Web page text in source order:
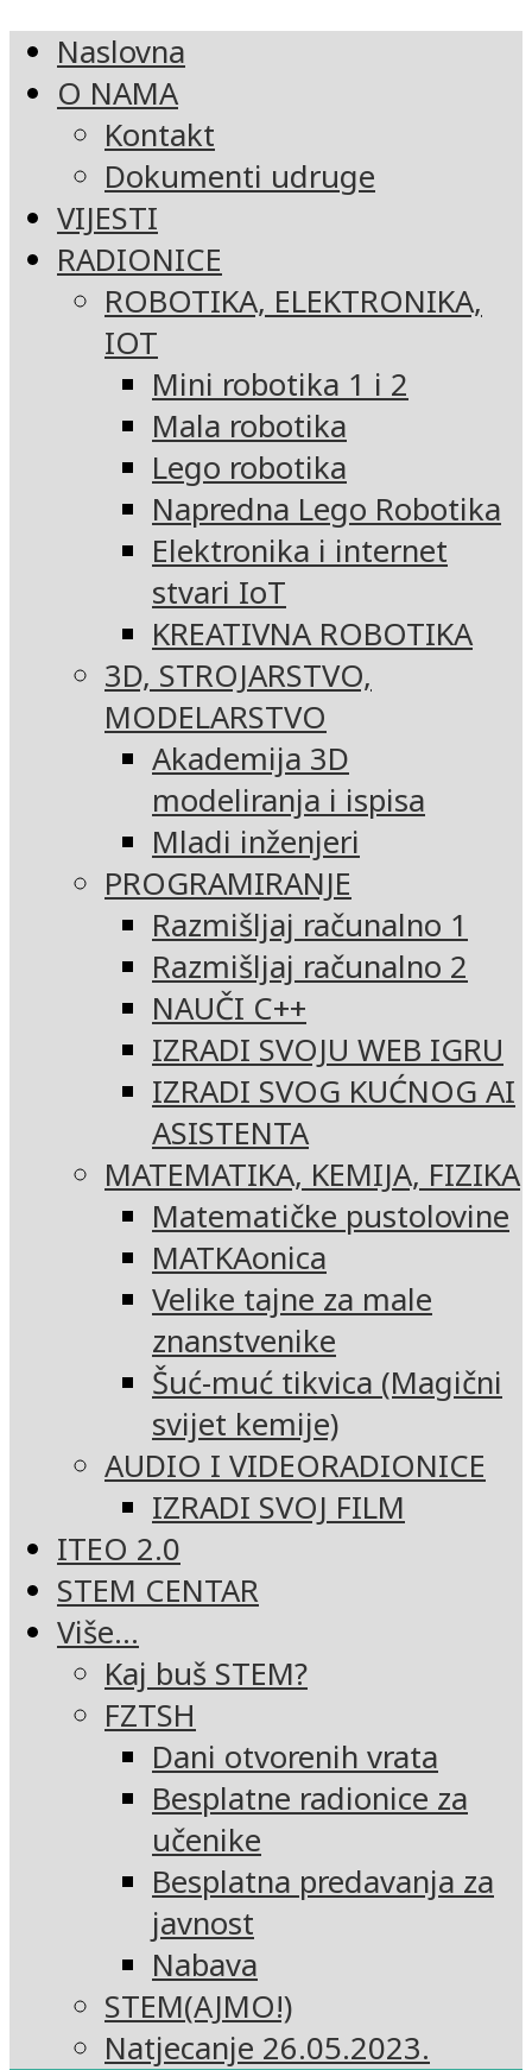
Naslovna
O NAMA
Kontakt
Dokumenti udruge
VIJESTI
RADIONICE
ROBOTIKA, ELEKTRONIKA,
IOT
Mini robotika 1 i 2
Mala robotika
Lego robotika
Napredna Lego Robotika
Elektronika i internet
stvari IoT
KREATIVNA ROBOTIKA
3D, STROJARSTVO,
MODELARSTVO
Akademija 3D
modeliranja i ispisa
Mladi inženjeri
PROGRAMIRANJE
Razmišljaj računalno 1
Razmišljaj računalno 2
NAUČI C++
IZRADI SVOJU WEB IGRU
IZRADI SVOG KUĆNOG AI
ASISTENTA
MATEMATIKA, KEMIJA, FIZIKA
Matematičke pustolovine
MATKAonica
Velike tajne za male
znanstvenike
Šuć-muć tikvica (Magični
svijet kemije)
AUDIO I VIDEORADIONICE
IZRADI SVOJ FILM
ITEO 2.0
STEM CENTAR
Više…
Kaj buš STEM?
FZTSH
Dani otvorenih vrata
Besplatne radionice za
učenike
Besplatna predavanja za
javnost
Nabava
STEM(AJMO!)
Natjecanje 26.05.2023.